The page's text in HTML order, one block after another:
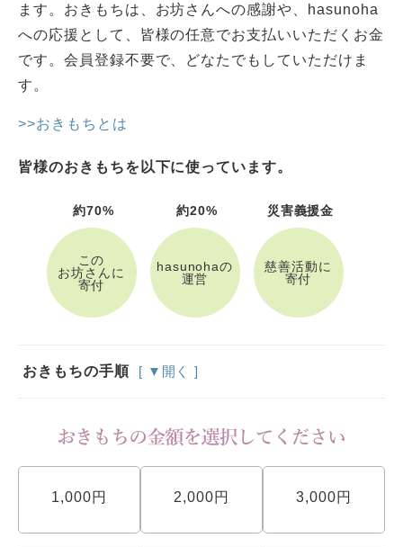
ます。おきもちは、お坊さんへの感謝や、hasunoha
への応援として、皆様の任意でお支払いいただくお金
です。会員登録不要で、どなたでもしていただけま
す。
>>おきもちとは
皆様のおきもちを以下に使っています。
約70%
この
お坊さんに
寄付
約20%
hasunohaの
運営
災害義援金
慈善活動に
寄付
おきもちの手順 [ ▼開く ]
1,000円 2,000円 3,000円